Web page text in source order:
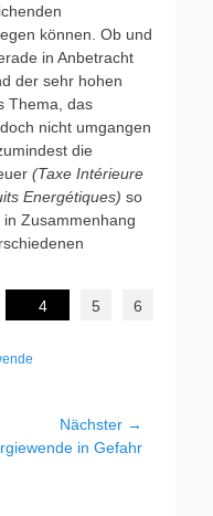
können. Ob und
in Anbetracht
der sehr hohen
Thema, das
nicht umgangen
die
(Taxe Intérieure
Energétiques) so
Zusammenhang
4 5 6
Nächster →
in Gefahr